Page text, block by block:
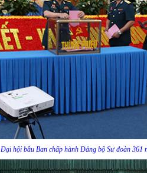
Đại hội bầu Ban chấp hành Đảng bộ Sư đoàn 361